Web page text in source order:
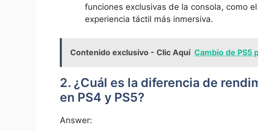
funciones exclusivas de la consola, ‌como
experiencia táctil más inmersiva.
Contenido exclusivo - Clic Aquí Cambio de PS5
2. ¿Cuál es la diferencia ​de
en‌ PS4 y PS5?
Answer: